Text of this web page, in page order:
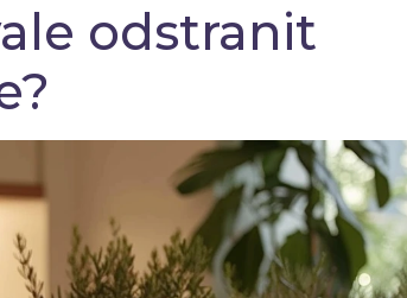
odstranit